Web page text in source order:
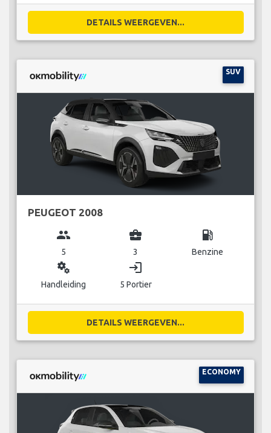
DETAILS WEERGEVEN...
SUV
PEUGEOT 2008
group
5
business_center
3
local_gas_station
Benzine
miscellaneous_services
Handleiding
login
5 Portier
DETAILS WEERGEVEN...
ECONOMY